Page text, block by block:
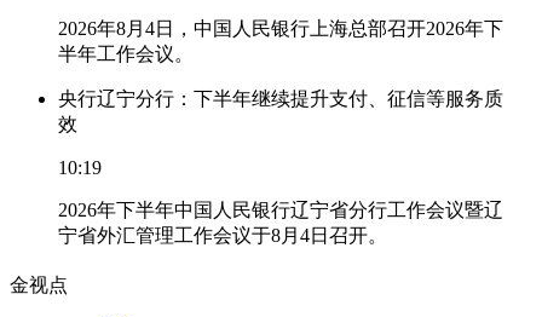
2026年8月4日，中国人民银行上海总部召开2026年下
半年工作会议。
央行辽宁分行：下半年继续提升支付、征信等服务质
效
10:19
2026年下半年中国人民银行辽宁省分行工作会议暨辽
宁省外汇管理工作会议于8月4日召开。
金视点